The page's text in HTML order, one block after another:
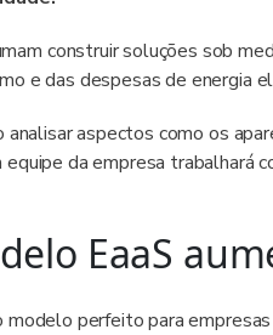
construir soluções sob
e das despesas de energia
analisar aspectos como os
equipe da empresa trabalhará
EaaS
modelo perfeito para